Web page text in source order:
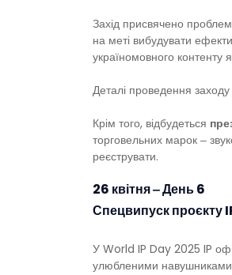
Захід присвячено
на меті вибудувати
україномовного контенту
Деталі проведення
Крім того, відбудеться
торговельних марок ‒
реєструвати.
26 квітня ‒ День 6
Спецвипуск проєкту
У World IP Day 2025 IP
улюбленими навушниками.